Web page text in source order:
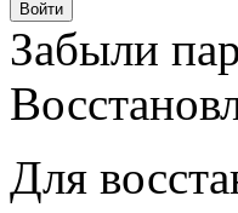
Забыли
Для